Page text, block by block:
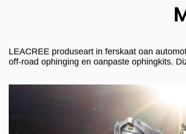
LEACREE produseart in ferskaat oan
off-road ophinging en oanpaste ophingkits.